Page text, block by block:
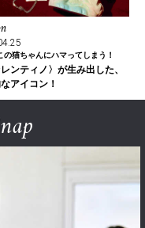
の猫ちゃんにハマってしまう！
レンティノ〉が生み出した、
アイコン！